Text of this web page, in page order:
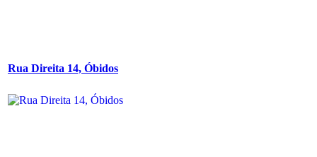
Rua Direita 14, Óbidos